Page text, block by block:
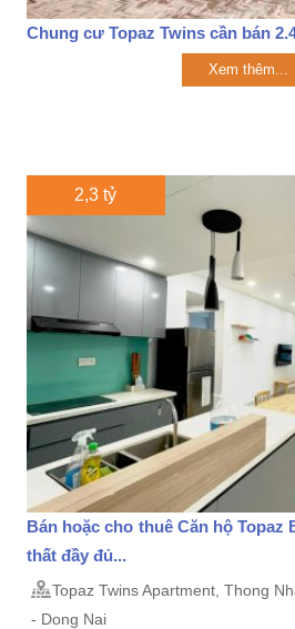
Chung cư Topaz Twins cần bán
Xem thêm...
2,3 tỷ
Bán hoặc cho thuê Căn hộ Topaz
thất đầy đủ...
Topaz Twins Apartment, Thong
- Dong Nai